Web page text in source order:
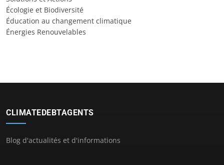
Écologie et Biodiversité
Éducation au changement climatique
Énergies Renouvelables
CLIMATEDEBTAGENTS
Blog d'actualités et d'informations